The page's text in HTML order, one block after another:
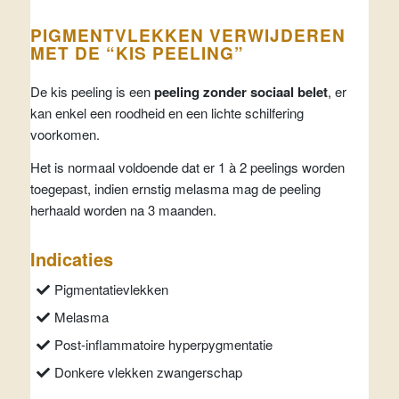
PIGMENTVLEKKEN VERWIJDEREN
MET DE “KIS PEELING”
De kis peeling is eenpeeling zonder sociaal belet, er
kan enkel een roodheid en een lichte schilfering
voorkomen.
Het is normaal voldoende dat er 1 à 2 peelings worden
toegepast, indien ernstig melasma mag de peeling
herhaald worden na 3 maanden.
Indicaties
Pigmentatievlekken
Melasma
Post-inflammatoire hyperpygmentatie
Donkere vlekken zwangerschap